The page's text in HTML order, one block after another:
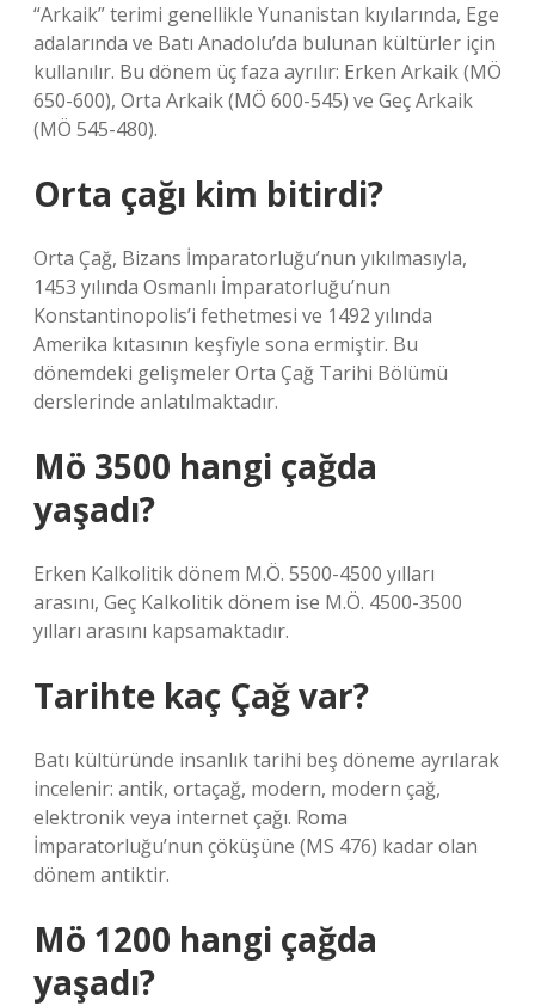
“Arkaik” terimi genellikle Yunanistan kıyılarında, Ege
adalarında ve Batı Anadolu’da bulunan kültürler için
kullanılır. Bu dönem üç faza ayrılır: Erken Arkaik (MÖ
650-600), Orta Arkaik (MÖ 600-545) ve Geç Arkaik
(MÖ 545-480).
Orta çağı kim bitirdi?
Orta Çağ, Bizans İmparatorluğu’nun yıkılmasıyla,
1453 yılında Osmanlı İmparatorluğu’nun
Konstantinopolis’i fethetmesi ve 1492 yılında
Amerika kıtasının keşfiyle sona ermiştir. Bu
dönemdeki gelişmeler Orta Çağ Tarihi Bölümü
derslerinde anlatılmaktadır.
Mö 3500 hangi çağda
yaşadı?
Erken Kalkolitik dönem M.Ö. 5500-4500 yılları
arasını, Geç Kalkolitik dönem ise M.Ö. 4500-3500
yılları arasını kapsamaktadır.
Tarihte kaç Çağ var?
Batı kültüründe insanlık tarihi beş döneme ayrılarak
incelenir: antik, ortaçağ, modern, modern çağ,
elektronik veya internet çağı. Roma
İmparatorluğu’nun çöküşüne (MS 476) kadar olan
dönem antiktir.
Mö 1200 hangi çağda
yaşadı?